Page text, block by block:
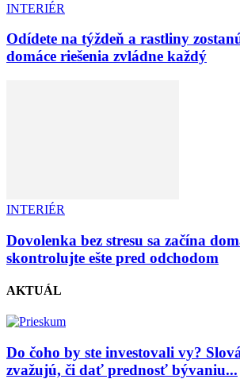
INTERIÉR
Odídete na týždeň a rastliny
domáce riešenia zvládne každý
INTERIÉR
Dovolenka bez stresu sa začína
skontrolujte ešte pred odchodom
AKTUÁL
Do čoho by ste investovali vy?
zvažujú, či dať prednosť bývaniu...